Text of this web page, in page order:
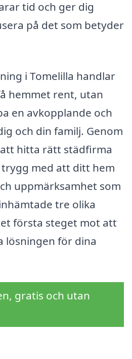
tid och ger dig
på det som betyder
i Tomelilla handlar
hemmet rent, utan
en avkopplande och
och din familj. Genom
hitta rätt städfirma
med att ditt hem
uppmärksamhet som
tre olika
första steget mot att
lösningen för dina
gratis och utan